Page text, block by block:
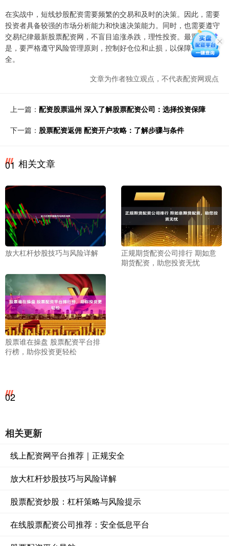
在实战中，短线炒股配资需要频繁的交易和及时的决策。因此，需要
投资者具备较强的市场分析能力和快速决策能力。同时，也需要遵守
交易纪律最新股票配资网，不盲目追涨杀跌，理性投资。最重要的
是，要严格遵守风险管理原则，控制好仓位和止损，以保障资金安
全。
文章为作者独立观点，不代表配资网观点
上一篇： 配资股票温州 深入了解股票配资公司：选择投资保障
下一篇： 股票配资返佣 配资开户攻略：了解步骤与条件
01 相关文章
放大杠杆炒股技巧与风险详解
正规期货配资公司排行 期如意
期货配资，助您投资无忧
股票谁在操盘 股票配资平台排
行榜，助你投资更轻松
02
相关更新
线上配资网平台推荐｜正规安全
放大杠杆炒股技巧与风险详解
股票配资炒股：杠杆策略与风险提示
在线股票配资公司推荐：安全低息平台